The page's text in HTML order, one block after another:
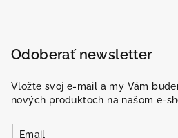
Odoberať newsletter
Vložte svoj e-mail a my Vám
nových produktoch na našom e-
Email